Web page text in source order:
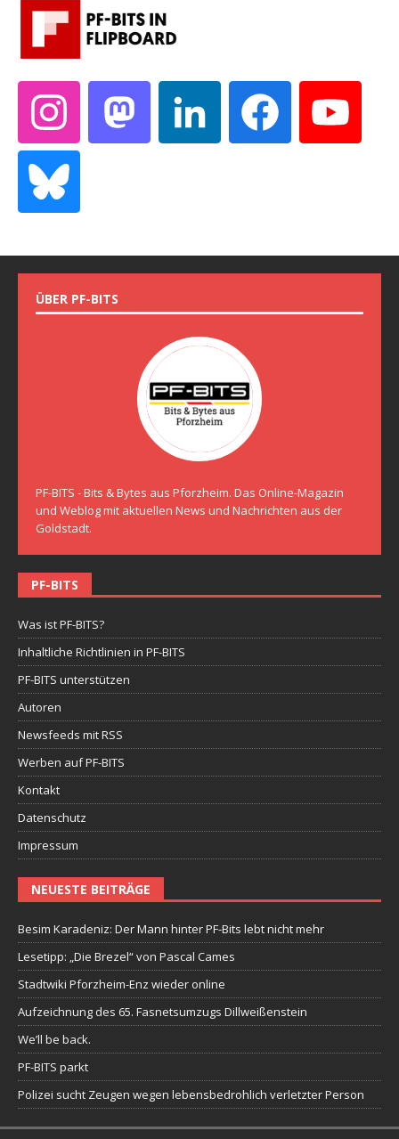
ÜBER PF-BITS
PF-BITS - Bits & Bytes aus Pforzheim. Das Online-Magazin
und Weblog mit aktuellen News und Nachrichten aus der
Goldstadt.
PF-BITS
Was ist PF-BITS?
Inhaltliche Richtlinien in PF-BITS
PF-BITS unterstützen
Autoren
Newsfeeds mit RSS
Werben auf PF-BITS
Kontakt
Datenschutz
Impressum
NEUESTE BEITRÄGE
Besim Karadeniz: Der Mann hinter PF-Bits lebt nicht mehr
Lesetipp: „Die Brezel“ von Pascal Cames
Stadtwiki Pforzheim-Enz wieder online
Aufzeichnung des 65. Fasnetsumzugs Dillweißenstein
We’ll be back.
PF-BITS parkt
Polizei sucht Zeugen wegen lebensbedrohlich verletzter Person